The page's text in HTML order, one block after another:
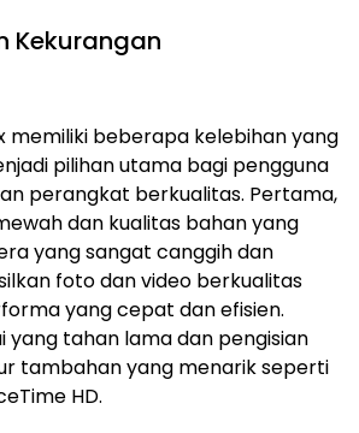
Kekurangan
memiliki beberapa kelebihan yang
pilihan utama bagi pengguna
perangkat berkualitas. Pertama,
dan kualitas bahan yang
yang sangat canggih dan
foto dan video berkualitas
yang cepat dan efisien.
yang tahan lama dan pengisian
tambahan yang menarik seperti
HD.